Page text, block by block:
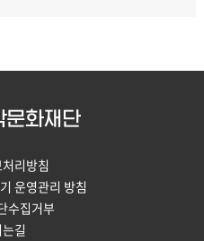
리방침
운영관리 방침
수집거부
길